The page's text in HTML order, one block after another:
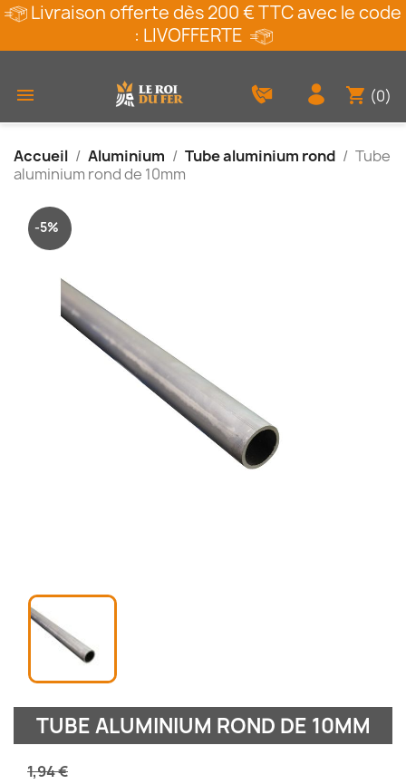
Livraison offerte dès 200 € TTC avec le code
: LIVOFFERTE
 shopping_cart (0)
Accueil Aluminium Tube aluminium rond
Tube
aluminium rond de 10mm
-5%
TUBE ALUMINIUM ROND DE 10MM
1,94 €